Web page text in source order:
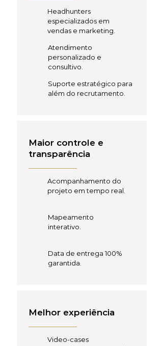
Headhunters
especializados em
vendas e marketing.
Atendimento
personalizado e
consultivo.
Suporte estratégico para
além do recrutamento.
Maior controle e
transparência
Acompanhamento do
projeto em tempo real.
Mapeamento
interativo.
Data de entrega 100%
garantida.
Melhor experiência
Video-cases